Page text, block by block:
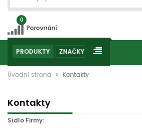
0
Porovnání
PRODUKTY ZNAČKY
Úvodní strana » Kontakty
Kontakty
Sídlo Firmy: